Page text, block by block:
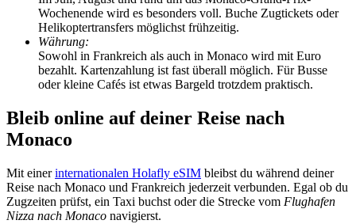
Wochenende wird es besonders voll. Buche Zugtickets oder
Helikoptertransfers möglichst frühzeitig.
Währung:
Sowohl in Frankreich als auch in Monaco wird mit Euro
bezahlt. Kartenzahlung ist fast überall möglich. Für Busse
oder kleine Cafés ist etwas Bargeld trotzdem praktisch.
Bleib online auf deiner Reise nach
Monaco
Mit einerinternationalen Holafly eSIM bleibst du während deiner
Reise nach Monaco und Frankreich jederzeit verbunden. Egal ob du
Zugzeiten prüfst, ein Taxi buchst oder die Strecke vom Flughafen
Nizza nach Monaco navigierst.